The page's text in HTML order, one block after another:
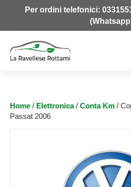
Per ordini telefonici:
Home / Elettronica/ Conta Km /
Passat 2006